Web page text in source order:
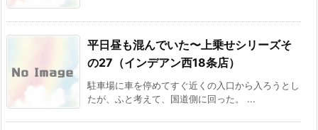
平日昼も混んでいた〜上乗せシリーズそ
の27（インデアン西18条店）
駐車場に車を停めてすぐ近くの入口から入ろうとし
たが、ふと考えて、国道側に回った。 ...